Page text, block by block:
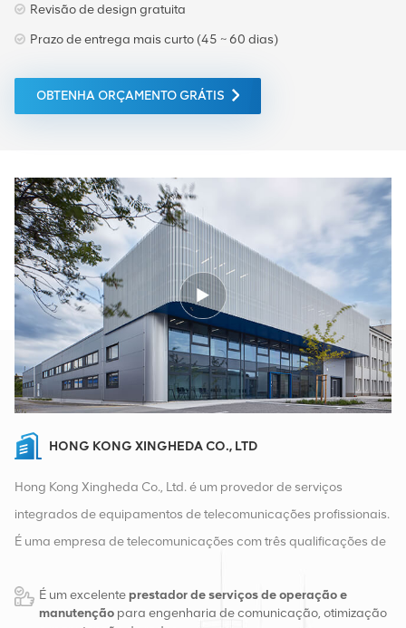
Revisão de design gratuita
Prazo de entrega mais curto (45 ~ 60 dias)
OBTENHA ORÇAMENTO GRÁTIS
HONG KONG XINGHEDA CO., LTD
Hong Kong Xingheda Co., Ltd. é um provedor de serviços
integrados de equipamentos de telecomunicações profissionais.
É uma empresa de telecomunicações com três qualificações de
empresa possui dois armazéns inteligentes e centros de
distribuição de fábrica em Changsha e Hong Kong. Em 2016,
É um excelenteprestador de serviços de operação e
manutenção para engenharia de comunicação, otimização